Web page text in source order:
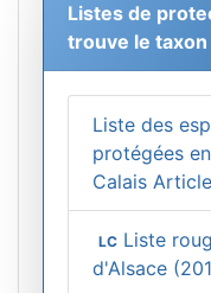
Listes de
trouve le taxon
Liste des
protégées
Calais
LC Liste
d'Alsace